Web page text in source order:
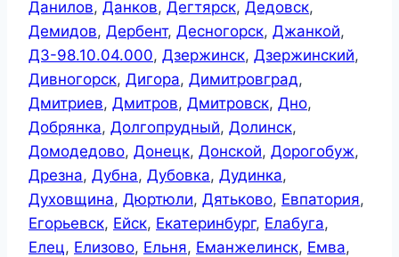
Данилов, Данков, Дегтярск, Дедовск,
Демидов, Дербент, Десногорск, Джанкой,
ДЗ-98.10.04.000, Дзержинск, Дзержинский,
Дивногорск, Дигора, Димитровград,
Дмитриев, Дмитров, Дмитровск, Дно,
Добрянка, Долгопрудный, Долинск,
Домодедово, Донецк, Донской, Дорогобуж,
Дрезна, Дубна, Дубовка, Дудинка,
Духовщина, Дюртюли, Дятьково, Евпатория,
Егорьевск, Ейск, Екатеринбург, Елабуга,
Елец, Елизово, Ельня, Еманжелинск, Емва,